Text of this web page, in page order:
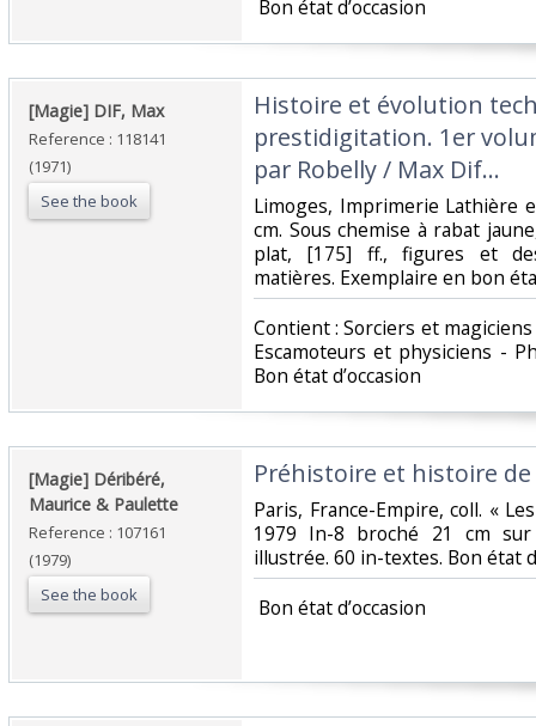
‎ Bon état d’occasion ‎
‎[Magie] DIF, Max ‎
Reference : 118141
(1971)
See the book
‎Histoire et évolution
prestidigitation. 1er
par Robelly / Max Dif...‎
‎Limoges, Imprimerie Lathière
cm. Sous chemise à rabat
plat, [175] ff., figures et
matières. Exemplaire en bon
‎Contient : Sorciers et
Escamoteurs et physiciens -
Bon état d’occasion ‎
‎[Magie] Déribéré,
Maurice & Paulette‎
Reference : 107161
(1979)
See the book
‎Préhistoire et histoire
‎Paris, France-Empire, coll. «
1979 In-8 broché 21 cm
illustrée. 60 in-textes. Bon état
‎ Bon état d’occasion ‎